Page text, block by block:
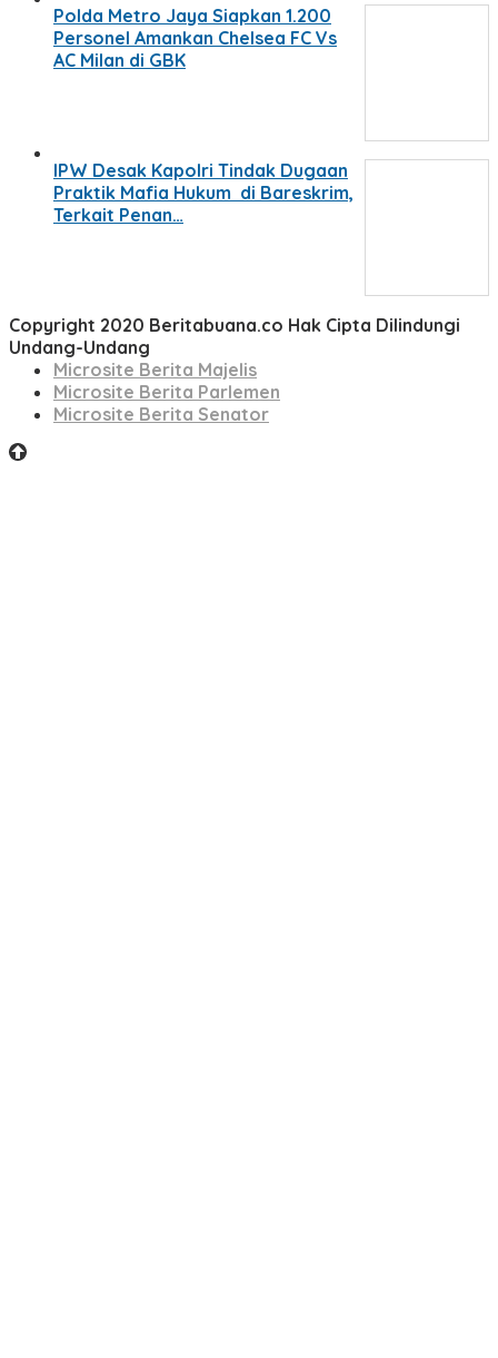
Polda Metro Jaya Siapkan 1.200
Personel Amankan Chelsea FC Vs
AC Milan di GBK
IPW Desak Kapolri Tindak Dugaan
Praktik Mafia Hukum di Bareskrim,
Terkait Penan…
Copyright 2020 Beritabuana.co Hak Cipta Dilindungi
Undang-Undang
Microsite Berita Majelis
Microsite Berita Parlemen
Microsite Berita Senator